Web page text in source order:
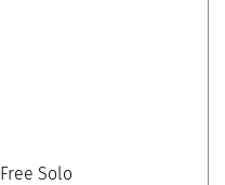
Free Solo